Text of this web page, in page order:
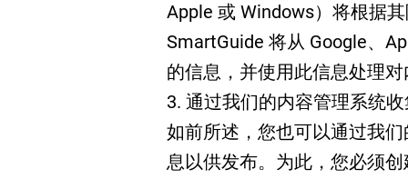
Apple 或 Windows）将根据
SmartGuide 将从 Google、
的信息，并使用此信息处理
3. 通过我们的内容管理系统
如前所述，您也可以通过我
息以供发布。为此，您必须